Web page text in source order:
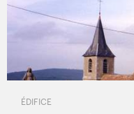
ÉDIFICE